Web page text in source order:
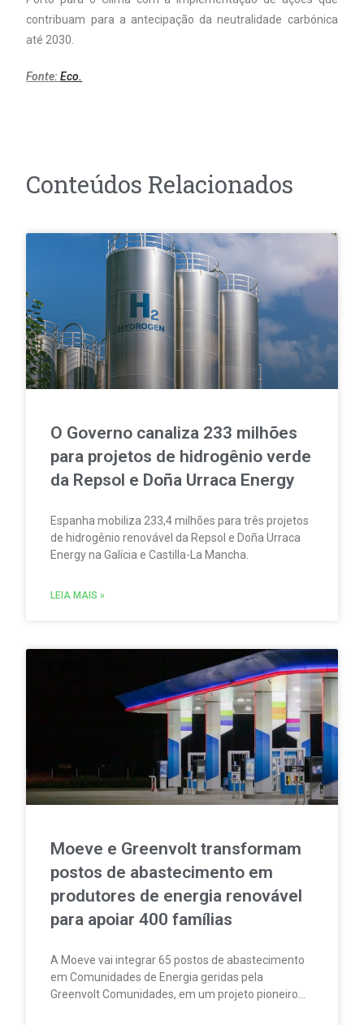
contribuam para a antecipação da neutralidade carbónica
até 2030.
Fonte:Eco.
Conteúdos Relacionados
O Governo canaliza 233 milhões
para projetos de hidrogênio verde
da Repsol e Doña Urraca Energy
Espanha mobiliza 233,4 milhões para três projetos
de hidrogênio renovável da Repsol e Doña Urraca
Energy na Galícia e Castilla-La Mancha.
LEIA MAIS »
Moeve e Greenvolt transformam
postos de abastecimento em
produtores de energia renovável
para apoiar 400 famílias
A Moeve vai integrar 65 postos de abastecimento
em Comunidades de Energia geridas pela
Greenvolt Comunidades, em um projeto pioneiro